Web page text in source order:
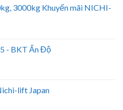
3000kg Khuyến mãi NICHI-
- BKT Ấn Độ
lift Japan